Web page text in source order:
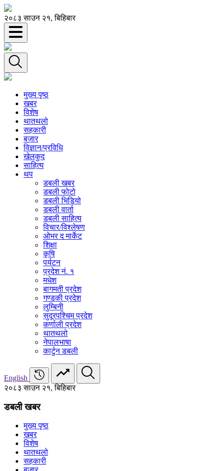
२०८३ साउन २१, बिहिबार
मुख्य पृष्ठ
खबर
विशेष
थातथलो
सहकारी
बजार
विज्ञान/प्रविधि
खेलकुद
साहित्य
थप
डबली खबर
डबली फोटो
डबली भिडियो
डबली वार्ता
डबली साहित्य
विचार/विश्‍लेषण
ओभर द मार्केट
शिक्षा
कृषि
पर्यटन
प्रदेश नं. १
मधेश
बागमती प्रदेश
गण्डकी प्रदेश
लुम्बिनी
सुदूरपश्चिम प्रदेश
कर्णाली प्रदेश
थातथलो
नेपालभाषा
कार्टुन डबली
English
२०८३ साउन २१, बिहिबार
डबली खबर
मुख्य पृष्ठ
खबर
विशेष
थातथलो
सहकारी